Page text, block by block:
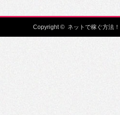
Copyright © ネットで稼ぐ方法